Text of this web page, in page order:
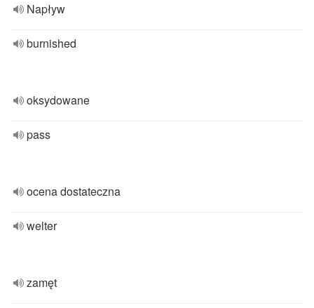
Napływ
burnished
oksydowane
pass
ocena dostateczna
welter
zamęt